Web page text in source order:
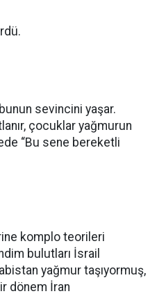
sevincini yaşar.
çocuklar yağmurun
“Bu sene bereketli
komplo teorileri
bulutları İsrail
yağmur taşıyormuş,
dönem İran